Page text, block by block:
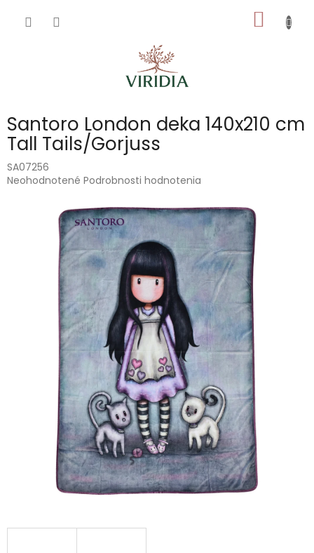
KOŠÍK
Santoro London deka 140x210 cm
Tall Tails/Gorjuss
SA07256
Priemerné
hviezdičiek.
Neohodnotené Podrobnosti hodnotenia